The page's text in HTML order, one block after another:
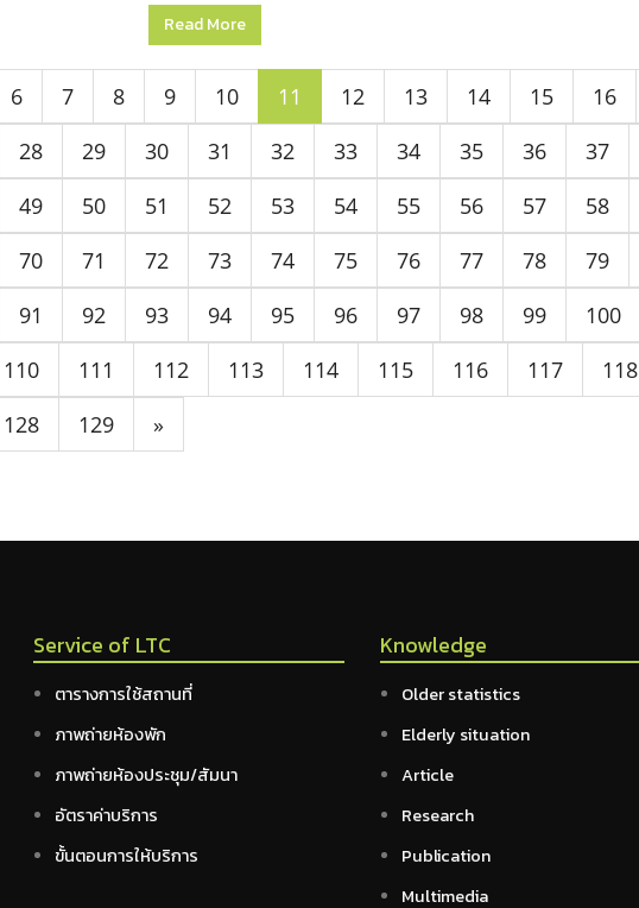
Read More
6 7 8 9 10 11 12 13 14 15 16
28 29 30 31 32 33 34 35 36 37
49 50 51 52 53 54 55 56 57 58
70 71 72 73 74 75 76 77 78 79
91 92 93 94 95 96 97 98 99 100
110 111 112 113 114 115 116 117 118
128 129 »
Service of LTC
ตารางการใช้สถานที่
ภาพถ่ายห้องพัก
ภาพถ่ายห้องประชุม/สัมนา
อัตราค่าบริการ
ขั้นตอนการให้บริการ
Knowledge
Older statistics
Elderly situation
Article
Research
Publication
Multimedia